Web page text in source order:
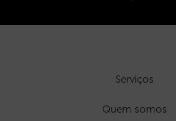
Serviços
Quem somos